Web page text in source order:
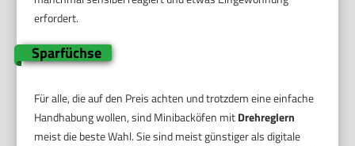
erfordert.
Sparfüchse
Für alle, die auf den Preis achten und trotzdem eine einfache
Handhabung wollen, sind Minibacköfen mitDrehreglern
meist die beste Wahl. Sie sind meist günstiger als digitale